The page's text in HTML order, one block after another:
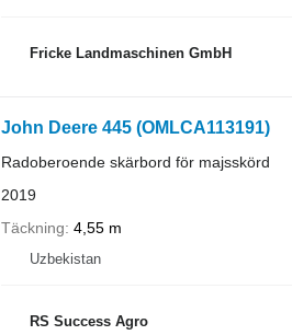
Fricke Landmaschinen GmbH
John Deere 445 (OMLCA113191)
Radoberoende skärbord för majsskörd
2019
Täckning 4,55 m
Uzbekistan
RS Success Agro